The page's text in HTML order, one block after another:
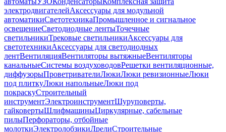
электродвигателейАксессуары для модульной
автоматикиСветотехникаПромышленное и сигнальное
освещениеСветодиодные лентыТочечные
светильникиТрековые светильникиАксессуары для
светотехникиАксессуары для светодиодных
лентВентиляцияВентиляторы вытяжныеВентиляторы
канальныеСистемы воздуховодовРешетки вентиляционные,
диффузорыПроветривателиЛюкиЛюки ревизионныеЛюки
под плиткуЛюки напольныеЛюки под
покраскуСтроительный
инструментЭлектроинструментШуруповерты,
гайковертыШлифмашиныЦиркулярные, сабельные
пилыПерфораторы, отбойные
молоткиЭлектролобзикиДрелиСтроительные